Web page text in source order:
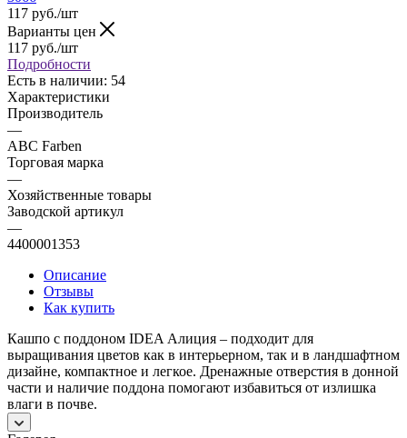
117 руб./шт
Варианты цен
117 руб./шт
Подробности
Есть в наличии: 54
Характеристики
Производитель
—
ABC Farben
Торговая марка
—
Хозяйственные товары
Заводской артикул
—
4400001353
Описание
Отзывы
Как купить
Кашпо с поддоном IDEA Алиция – подходит для
выращивания цветов как в интерьерном, так и в ландшафтном
дизайне, компактное и легкое. Дренажные отверстия в донной
части и наличие поддона помогают избавиться от излишка
влаги в почве.